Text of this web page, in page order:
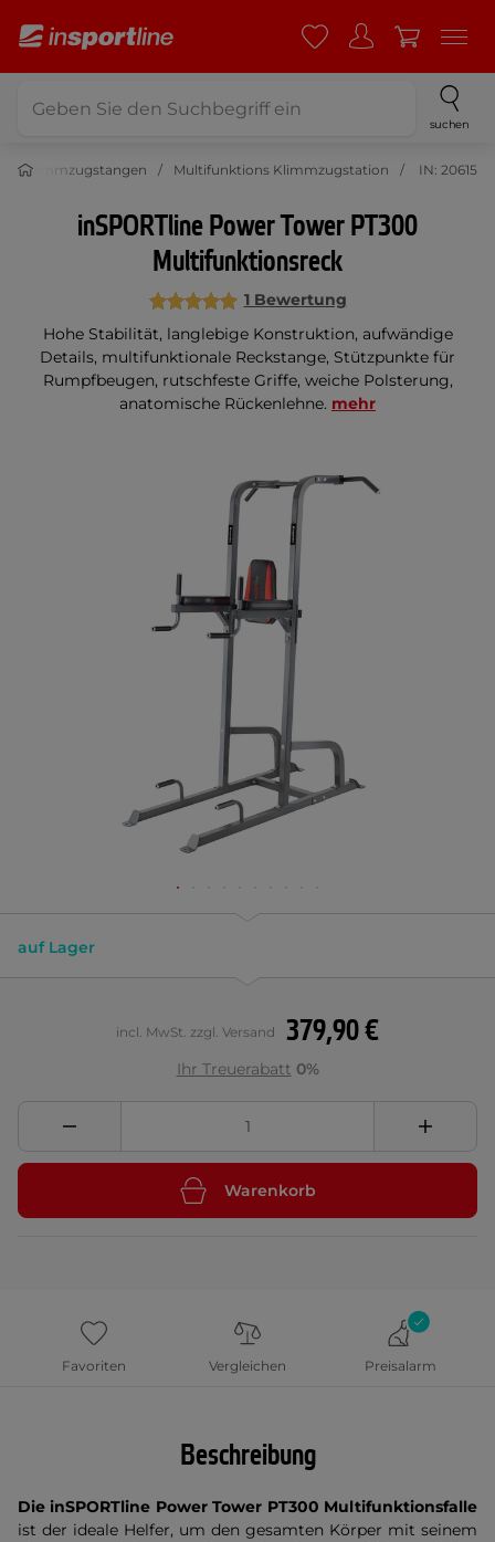
suchen
Klimmzugstangen Multifunktions Klimmzugstation IN: 20615
inSPORTline Power Tower PT300
Multifunktionsreck
1 Bewertung
Hohe Stabilität, langlebige Konstruktion, aufwändige
Details, multifunktionale Reckstange, Stützpunkte für
Rumpfbeugen, rutschfeste Griffe, weiche Polsterung,
anatomische Rückenlehne. mehr
auf Lager
379,90 €
incl. MwSt. zzgl. Versand
Ihr Treuerabatt 0%
Warenkorb
Favoriten Vergleichen Preisalarm
Beschreibung
Die inSPORTline Power Tower PT300 Multifunktionsfalle
ist der ideale Helfer, um den gesamten Körper mit seinem